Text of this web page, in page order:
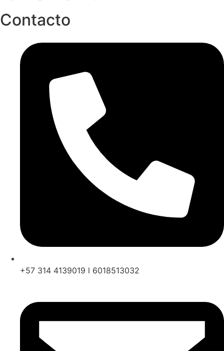
Contacto
+57 314 4139019 l 6018513032